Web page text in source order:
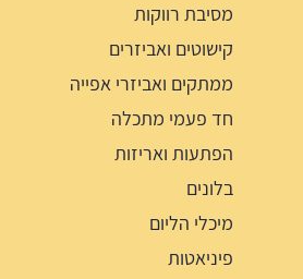
מסיבת רווקות
קישוטים ואביזרים
ממתקים ואביזרי אפייה
חד פעמי מתכלה
הפתעות ואריזות
בלונים
מיכלי הליום
פיניאטות